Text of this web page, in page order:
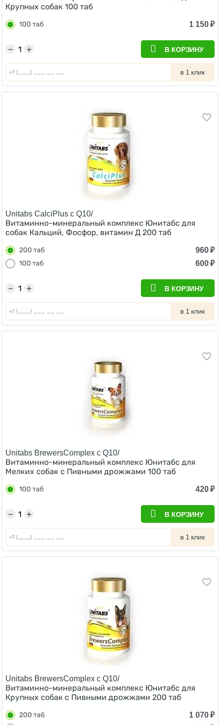
Крупных собак 100 таб
100 таб 1 150₽
+
− В КОРЗИНУ
в 1 клик
Unitabs CalciPlus с Q10/
Витаминно-минеральный комплекс Юнитабс для
собак Кальций, Фосфор, витамин Д 200 таб
200 таб 960₽
100 таб
600₽
+
− В КОРЗИНУ
в 1 клик
Unitabs BrewersComplex с Q10/
Витаминно-минеральный комплекс Юнитабс для
Мелких собак с Пивными дрожжами 100 таб
100 таб 420₽
+
− В КОРЗИНУ
в 1 клик
Unitabs BrewersComplex с Q10/
Витаминно-минеральный комплекс Юнитабс для
Крупных собак с Пивными дрожжами 200 таб
200 таб 1 070₽